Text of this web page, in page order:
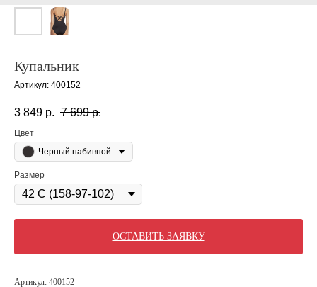
Купальник
Артикул: 400152
3 849 р. 7 699 р.
Цвет
Черный набивной
Размер
ОСТАВИТЬ ЗАЯВКУ
Артикул: 400152